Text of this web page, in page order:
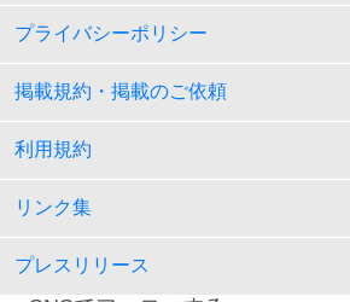
プライバシーポリシー
掲載規約・掲載のご依頼
利用規約
リンク集
プレスリリース